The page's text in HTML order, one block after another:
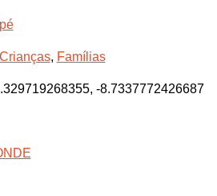
Crianças, Famílias
-8.7337772426687